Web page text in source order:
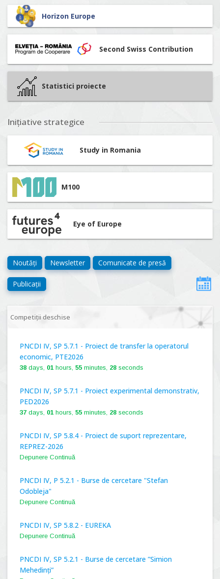
Horizon Europe
Second Swiss Contribution
Statistici proiecte
Inițiative strategice
Study in Romania
M100
Eye of Europe
Noutăți Newsletter Comunicate de presă
Publicații
Competiții deschise
PNCDI IV, SP 5.7.1 - Proiect de transfer la operatorul
economic, PTE2026
38 days, 01 hours, 55 minutes, 27 seconds
PNCDI IV, SP 5.7.1 - Proiect experimental demonstrativ,
PED2026
37 days, 01 hours, 55 minutes, 27 seconds
PNCDI IV, SP 5.8.4 - Proiect de suport reprezentare,
REPREZ-2026
Depunere Continuă
PNCDI IV, P 5.2.1 - Burse de cercetare "Stefan
Odobleja"
Depunere Continuă
PNCDI IV, SP 5.8.2 - EUREKA
Depunere Continuă
PNCDI IV, SP 5.2.1 - Burse de cercetare ”Simion
Mehedinți”